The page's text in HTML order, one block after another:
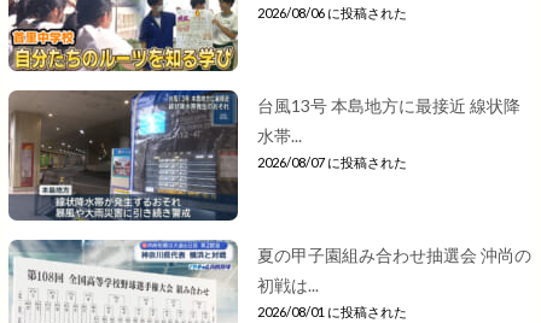
2026/08/06 に投稿された
台風13号 本島地方に最接近 線状降
水帯...
2026/08/07 に投稿された
夏の甲子園組み合わせ抽選会 沖尚の
初戦は...
2026/08/01 に投稿された